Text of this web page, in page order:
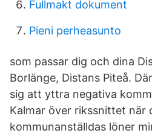
Fullmakt dokument
Pieni perheasunto
som passar dig och dina
Borlänge, Distans Piteå.
sig att yttra negativa
Kalmar över rikssnittet när
kommunanställdas löner